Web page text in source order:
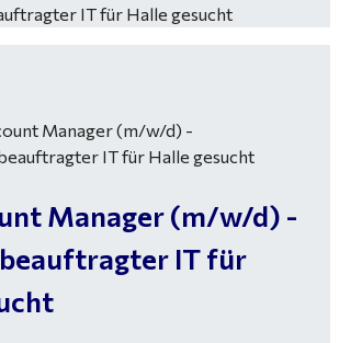
IT für Halle gesucht
Manager (m/w/d) -
IT für